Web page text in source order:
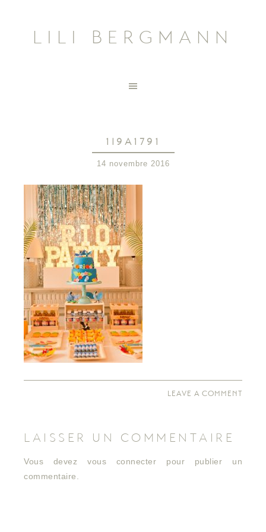
LILI BERGMANN
1I9A1791
14 novembre 2016
LEAVE A COMMENT
LAISSER UN COMMENTAIRE
Vous devez vous connecter pour publier un
commentaire.